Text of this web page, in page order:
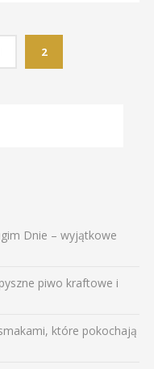
2
Dnie – wyjątkowe
piwo kraftowe i
które pokochają